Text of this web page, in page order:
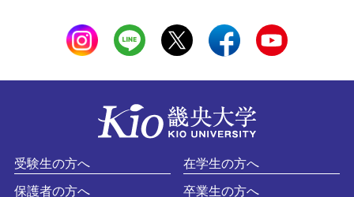
受験生の方へ 在学生の方へ
保護者の方へ 卒業生の方へ